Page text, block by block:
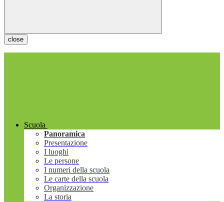
close
Scuola
Panoramica
Presentazione
I luoghi
Le persone
I numeri della scuola
Le carte della scuola
Organizzazione
La storia